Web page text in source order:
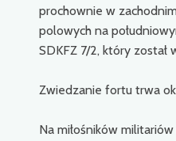
prochownie w
polowych na
SDKFZ 7/2, który
Zwiedzanie fortu trwa
Na miłośników